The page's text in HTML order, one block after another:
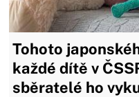
Tohoto
každé dítě v
sběratelé ho